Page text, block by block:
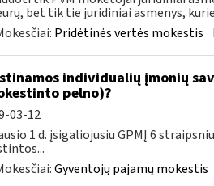
bet tik tie juridiniai asmenys,
Pridėtinės vertės mokestis
individualių įmonių
pelno)?
03-12
1 d. įsigaliojusiu GPMĮ 6
Gyventojų pajamų mokestis